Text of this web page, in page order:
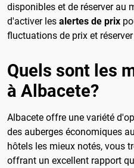
disponibles et de réserver au
d'activer les alertes de prix
fluctuations de prix et
Quels sont les
à Albacete?
Albacete offre une variété
des auberges économiques
hôtels les mieux notés, vous
offrant un excellent rapport